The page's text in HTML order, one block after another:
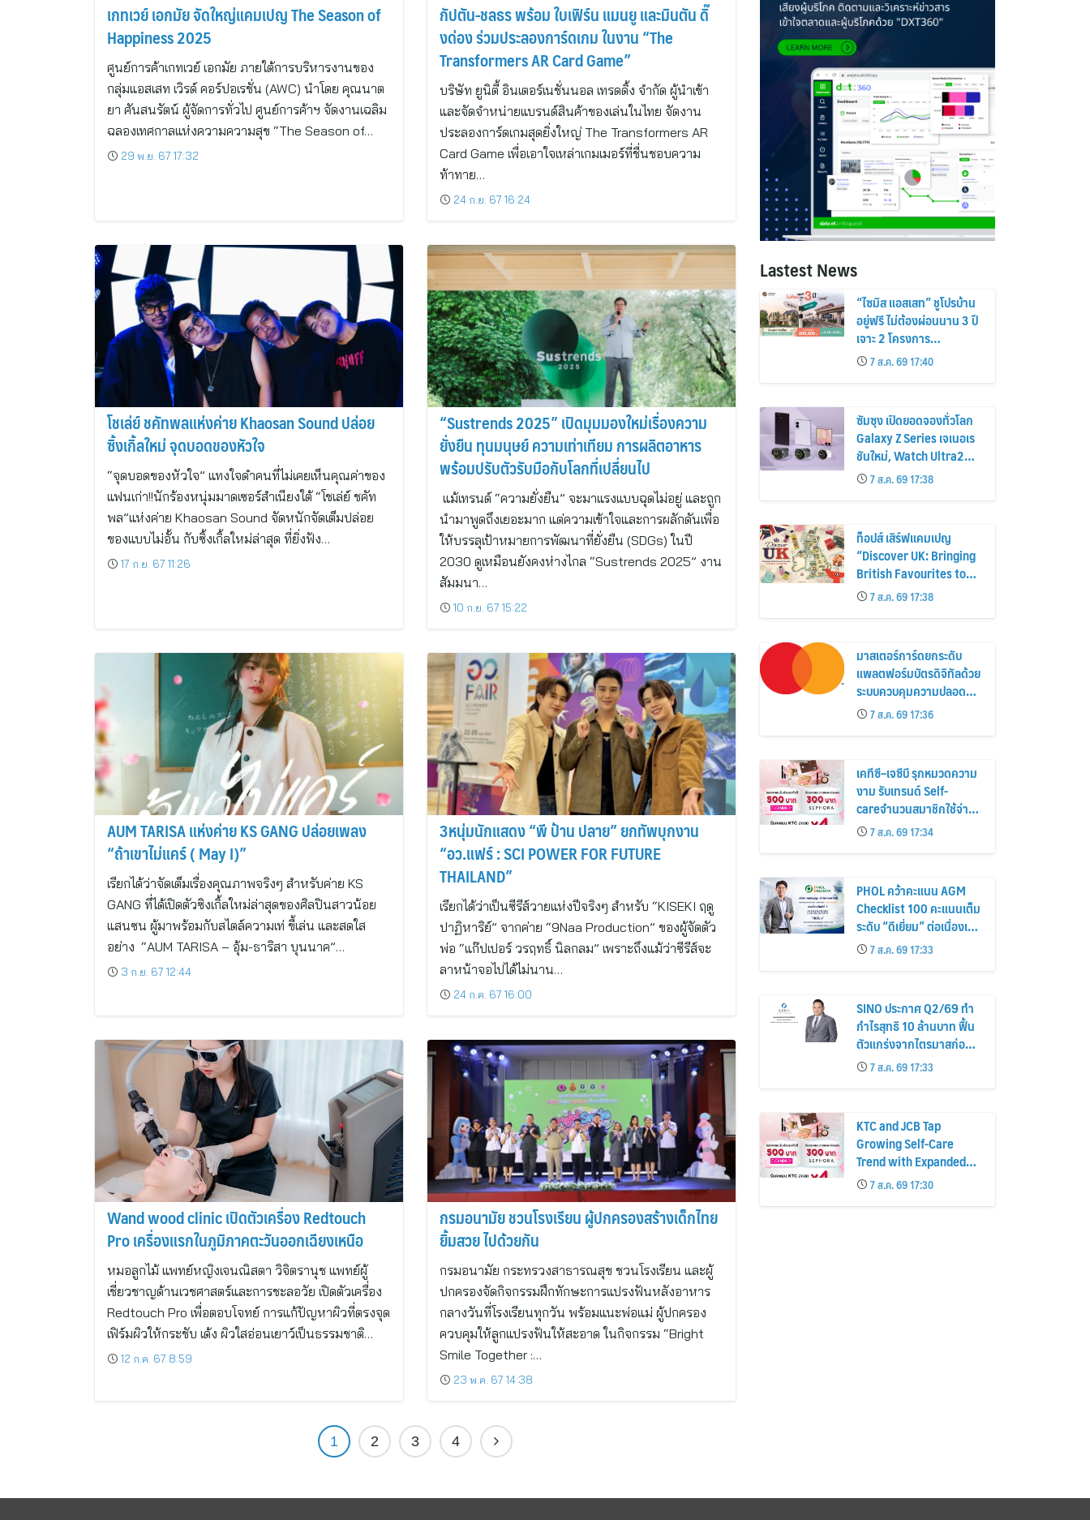
เกทเวย์ เอกมัย จัดใหญ่แคมเปญ The Season of
Happiness 2025
ศูนย์การค้าเกทเวย์ เอกมัย ภายใต้การบริหารงานของ
กลุ่มแอสเสท เวิรด์ คอร์ปอเรชั่น (AWC) นำโดย คุณนาต
ยา ศันสนรัตน์ ผู้จัดการทั่วไป ศูนย์การค้าฯ จัดงานเฉลิม
ฉลองเทศกาลแห่งความความสุข “The Season of…
29 พ.ย. 67 17:32
กัปตัน-ชลธร พร้อม ใบเฟิร์น แมนยู และมินตัน ดิ๊
งด่อง ร่วมประลองการ์ดเกม ในงาน “The
Transformers AR Card Game”
บริษัท ยูนิตี้ อินเตอร์เนชั่นนอล เทรดดิ้ง จำกัด ผู้นำเข้า
และจัดจำหน่ายแบรนด์สินค้าของเล่นในไทย จัดงาน
ประลองการ์ดเกมสุดยิ่งใหญ่ The Transformers AR
Card Game เพื่อเอาใจเหล่าเกมเมอร์ที่ชื่นชอบความ
ท้าทาย…
24 ก.ย. 67 16:24
โชเล่ย์ ชคัทพลแห่งค่าย Khaosan Sound ปล่อย
ซิ้งเกิ้ลใหม่ จุดบอดของหัวใจ
“จุดบอดของหัวใจ” แทงใจดำคนที่ไม่เคยเห็นคุณค่าของ
แฟนเก่า!!นักร้องหนุ่มมาดเซอร์สำเนียงใต้ “โชเล่ย์ ชคัท
พล”แห่งค่าย Khaosan Sound จัดหนักจัดเต็มปล่อย
ของแบบไม่อั้น กับซิ้งเกิ้ลใหม่ล่าสุด ที่ยิ่งฟัง…
17 ก.ย. 67 11:26
“Sustrends 2025” เปิดมุมมองใหม่เรื่องความ
ยั่งยืน ทุนมนุษย์ ความเท่าเทียม การผลิตอาหาร
พร้อมปรับตัวรับมือกับโลกที่เปลี่ยนไป
แม้เทรนด์ “ความยั่งยืน” จะมาแรงแบบฉุดไม่อยู่ และถูก
นำมาพูดถึงเยอะมาก แต่ความเข้าใจและการผลักดันเพื่อ
ให้บรรลุเป้าหมายการพัฒนาที่ยั่งยืน (SDGs) ในปี
2030 ดูเหมือนยังคงห่างไกล “Sustrends 2025” งาน
สัมมนา…
10 ก.ย. 67 15:22
AUM TARISA แห่งค่าย KS GANG ปล่อยเพลง
“ถ้าเขาไม่แคร์ ( May I)”
เรียกได้ว่าจัดเต็มเรื่องคุณภาพจริงๆ สำหรับค่าย KS
GANG ที่ได้เปิดตัวซิงเกิ้ลใหม่ล่าสุดของศิลปินสาวน้อย
แสนซน ผู้มาพร้อมกับสไตล์ความเท่ ขี้เล่น และสดใส
อย่าง “AUM TARISA – อุ้ม-ธาริสา บุนนาค”…
3 ก.ย. 67 12:44
3หนุ่มนักแสดง “พี ป้าน ปลาย” ยกทัพบุกงาน
“อว.แฟร์ : SCI POWER FOR FUTURE
THAILAND”
เรียกได้ว่าเป็นซีรีส์วายแห่งปีจริงๆ สำหรับ “KISEKI ฤดู
ปาฏิหาริย์” จากค่าย “9Naa Production” ของผู้จัดตัว
พ่อ “แก๊ปเปอร์ วรฤทธิ์ นิลกลม” เพราะถึงแม้ว่าซีรีส์จะ
ลาหน้าจอไปได้ไม่นาน…
24 ก.ค. 67 16:00
Wand wood clinic เปิดตัวเครื่อง Redtouch
Pro เครื่องแรกในภูมิภาคตะวันออกเฉียงเหนือ
หมอลูกไม้ แพทย์หญิงเจนณิสตา วิจิตรานุช แพทย์ผู้
เชี่ยวชาญด้านเวชศาสตร์และการชะลอวัย เปิดตัวเครื่อง
Redtouch Pro เพื่อตอบโจทย์ การแก้ปัญหาผิวที่ตรงจุด
เฟิร์มผิวให้กระชับ เด้ง ผิวใสอ่อนเยาว์เป็นธรรมชาติ…
12 ก.ค. 67 8:59
กรมอนามัย ชวนโรงเรียน ผู้ปกครองสร้างเด็กไทย
ยิ้มสวย ไปด้วยกัน
กรมอนามัย กระทรวงสาธารณสุข ชวนโรงเรียน และผู้
ปกครองจัดกิจกรรมฝึกทักษะการแปรงฟันหลังอาหาร
กลางวันที่โรงเรียนทุกวัน พร้อมแนะพ่อแม่ ผู้ปกครอง
ควบคุมให้ลูกแปรงฟันให้สะอาด ในกิจกรรม “Bright
Smile Together :…
23 พ.ค. 67 14:38
1 2 3 4
Lastest News
“ไซมิส แอสเสท” ชูโปรบ้าน
อยู่ฟรี ไม่ต้องผ่อนนาน 3 ปี
เจาะ 2 โครงการ
“Siamese Holm–
Siamese Blossom”
พร้อมส่วนลดและสิทธิพิเศษ
ถึง 31 สิงหาคม 2569
7 ส.ค. 69 17:40
ซัมซุง เปิดยอดจองทั่วโลก
Galaxy Z Series เจเนอเร
ชันใหม่, Watch Ultra2
และ Watch9 สูงกว่ารุ่น
ก่อนหน้ากว่า 30%
7 ส.ค. 69 17:38
ท็อปส์ เสิร์ฟแคมเปญ
“Discover UK: Bringing
British Favourites to
You” ขนทัพของอร่อยและ
ไอเท็มฮิตจากสหราช
อาณาจักร ส่งตรงถึงมือ
ตั้งแต่วันนี้ – 18 สิงหาคมนี้
7 ส.ค. 69 17:38
มาสเตอร์การ์ดยกระดับ
แพลตฟอร์มบัตรดิจิทัลด้วย
ระบบควบคุมความปลอดภัย
ใหม่7 ส.ค. 69 17:36
เคทีซี–เจซีบี รุกหมวดความ
งาม รับเทรนด์ Self-
careจำนวนสมาชิกใช้จ่าย
หมวดเครื่องสำอางเพิ่ม
26%
7 ส.ค. 69 17:34
PHOL คว้าคะแนน AGM
Checklist 100 คะแนนเต็ม
ระดับ “ดีเยี่ยม” ต่อเนื่องเป็น
ปีที่ 7 ตอกย้ำการดำเนิน
ธุรกิจตามหลักธรรมาภิบาล
โปร่งใส สร้างความเชื่อมั่นผู้
7 ส.ค. 69 17:33
SINO ประกาศ Q2/69 ทำ
กำไรสุทธิ 10 ล้านบาท ฟื้น
ตัวแกร่งจากไตรมาสก่อน
เตรียมจ่ายปันผลระหว่าง
กาล 0.014423 บาทต่อหุ้น
ครึ่งปีหลังมุ่งเติบโตต่อเนื่อง
7 ส.ค. 69 17:33
KTC and JCB Tap
Growing Self-Care
Trend with Expanded
Beauty Privileges
Number of KTC JCB
Cardmembers Spending
7 ส.ค. 69 17:30